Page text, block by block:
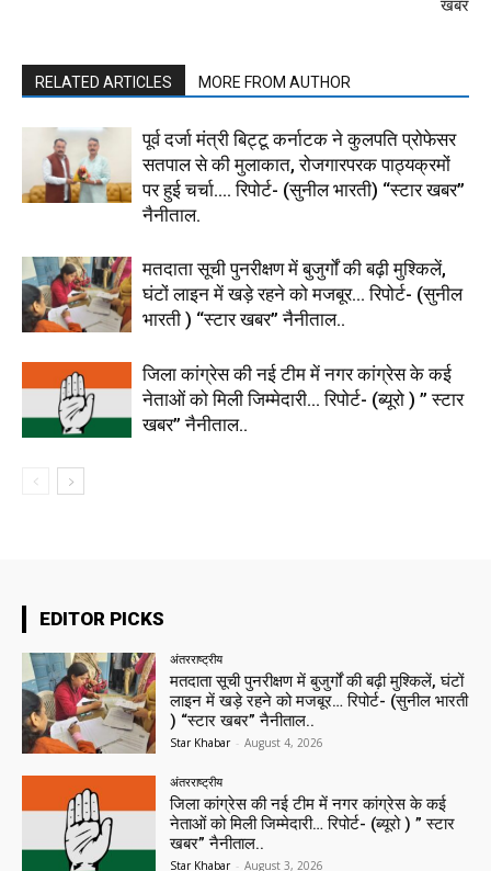
खबर
RELATED ARTICLES MORE FROM AUTHOR
पूर्व दर्जा मंत्री बिट्टू कर्नाटक ने कुलपति प्रोफेसर
सतपाल से की मुलाकात, रोजगारपरक पाठ्यक्रमों
पर हुई चर्चा…. रिपोर्ट- (सुनील भारती) “स्टार खबर”
नैनीताल.
मतदाता सूची पुनरीक्षण में बुजुर्गों की बढ़ी मुश्किलें,
घंटों लाइन में खड़े रहने को मजबूर… रिपोर्ट- (सुनील
भारती ) “स्टार खबर” नैनीताल..
जिला कांग्रेस की नई टीम में नगर कांग्रेस के कई
नेताओं को मिली जिम्मेदारी… रिपोर्ट- (ब्यूरो ) ” स्टार
खबर” नैनीताल..
EDITOR PICKS
अंतरराष्ट्रीय
मतदाता सूची पुनरीक्षण में बुजुर्गों की बढ़ी मुश्किलें, घंटों
लाइन में खड़े रहने को मजबूर… रिपोर्ट- (सुनील भारती
) “स्टार खबर” नैनीताल..
Star Khabar - August 4, 2026
अंतरराष्ट्रीय
जिला कांग्रेस की नई टीम में नगर कांग्रेस के कई
नेताओं को मिली जिम्मेदारी… रिपोर्ट- (ब्यूरो ) ” स्टार
खबर” नैनीताल..
Star Khabar - August 3, 2026